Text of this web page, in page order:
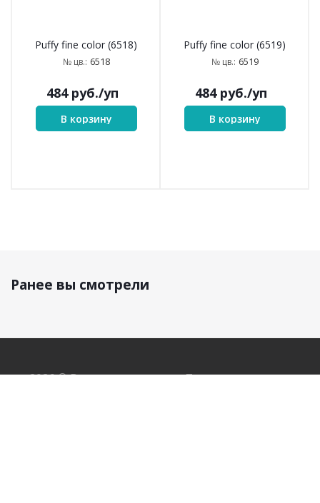
Puffy fine color (6518)
№ цв.: 6518
484руб./уп
В корзину
Puffy fine color (6519)
№ цв.: 6519
484руб./уп
В корзину
Ранее вы смотрели
2026 © Все права защищены Пряжа и товары для